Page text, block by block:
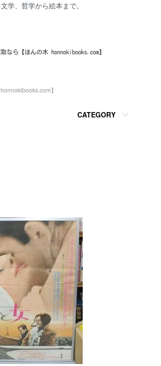
学、哲学から絵本まで。
】
CATEGORY